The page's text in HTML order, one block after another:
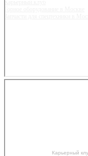
Карьерный